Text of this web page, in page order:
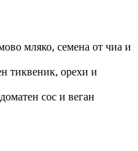
мляко, семена от чиа и
тиквеник, орехи и
сос и веган